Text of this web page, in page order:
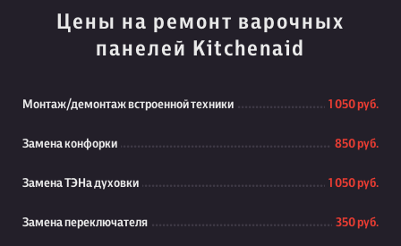
Цены на ремонт варочных
панелей Kitchenaid
Монтаж/демонтаж встроенной техники 1 050 руб.
Замена конфорки 850 руб.
Замена ТЭНа духовки 1 050 руб.
Замена переключателя 350 руб.